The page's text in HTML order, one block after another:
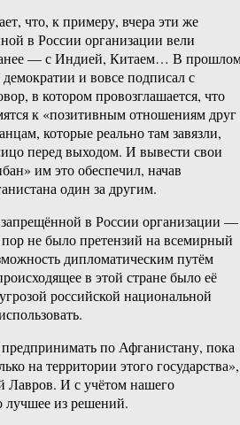
что, к примеру, вчера эти же
в России организации вели
— с Индией, Китаем… В
демократии и вовсе подписал с
в котором провозглашается, что
к «позитивным отношениям друг
которые реально там завязли,
перед выходом. И вывести свои
им это обеспечил, начав
один за другим.
в России организации —
не было претензий на всемирный
дипломатическим путём
в этой стране было её
российской национальной
предпринимать по Афганистану, пока
на территории этого государства»,
Лавров. И с учётом нашего
лучшее из решений.